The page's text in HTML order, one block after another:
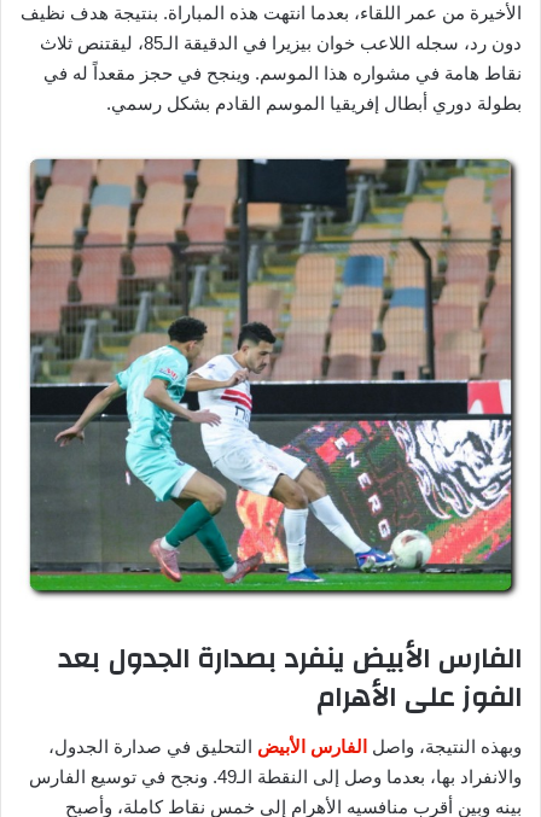
الأخيرة من عمر اللقاء، بعدما انتهت هذه المباراة. بنتيجة هدف نظيف
دون رد، سجله اللاعب خوان بيزيرا في الدقيقة الـ85، ليقتنص ثلاث
نقاط هامة في مشواره هذا الموسم. وينجح في حجز مقعداً له في
بطولة دوري أبطال إفريقيا الموسم القادم بشكل رسمي.
الفارس الأبيض ينفرد بصدارة الجدول بعد
الفوز على الأهرام
وبهذه النتيجة، واصل الفارس الأبيض التحليق في صدارة الجدول،
والانفراد بها، بعدما وصل إلى النقطة الـ49. ونجح في توسيع الفارس
بينه وبين أقرب منافسيه الأهرام إلى خمس نقاط كاملة، وأصبح